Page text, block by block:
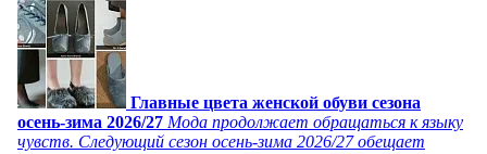
Главные цвета женской обуви сезона
осень-зима 2026/27 Мода продолжает обращаться к языку
чувств. Следующий сезон осень-зима 2026/27 обещает